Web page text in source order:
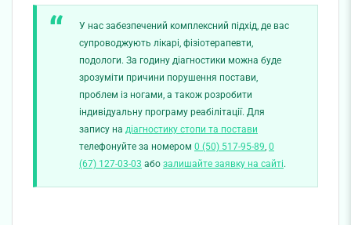
У нас забезпечений комплексний підхід, де вас
супроводжують лікарі, фізіотерапевти,
подологи. За годину діагностики можна буде
зрозуміти причини порушення постави,
проблем із ногами, а також розробити
індивідуальну програму реабілітації. Для
запису на діагностику стопи та постави
телефонуйте за номером 0 (50) 517-95-89 0
(67) 127-03-03 або залишайте заявку на сайті.